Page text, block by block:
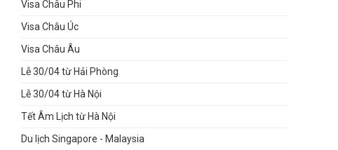
Visa Châu Phi
Visa Châu Úc
Visa Châu Âu
Lễ 30/04 từ Hải Phòng
Lễ 30/04 từ Hà Nội
Tết Âm Lịch từ Hà Nội
Du lịch Singapore - Malaysia